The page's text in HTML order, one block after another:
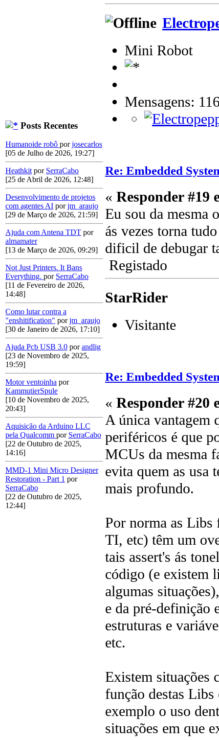
Posts Recentes
Humanoide robô porjosecarlos
[05 de Julho de 2026, 19:27]
Heathkit por SerraCabo
[25 de Abril de 2026, 12:48]
Desenvolvimento de projetos
com agentes AI porjm_araujo
[29 de Março de 2026, 21:59]
Ajuda com Antena TDT por
almamater
[13 de Março de 2026, 09:29]
Not Just Printers. It Bans
Everything. por SerraCabo
[11 de Fevereiro de 2026,
14:48]
Como lutar contra a
"enshitification" porjm_araujo
[30 de Janeiro de 2026, 17:10]
Ajuda Pcb USB 3.0 porandlig
[23 de Novembro de 2025,
19:59]
Motor ventoinha por
KammutierSpule
[10 de Novembro de 2025,
20:43]
Aquisição da Arduino LLC
pela Qualcomm por SerraCabo
[22 de Outubro de 2025,
14:16]
MMD-1 Mini Micro Designer
Restoration - Part 1 por
SerraCabo
[22 de Outubro de 2025,
12:44]
Mini Robot
Mensagens:
Re: Embedded
« Responder #19
Eu sou da mesma
ás vezes torna
dificil de debugar
Registado
StarRider
Visitante
Re: Embedded
« Responder #20
A única vantagem
periféricos é que
MCUs da mesma
evita quem as usa
mais profundo.
Por norma as
TI, etc) têm um
tais assert's ás
código (e existem
algumas
e da pré-definição
estruturas e
etc.
Existem situações
função destas
exemplo o uso
situações em que